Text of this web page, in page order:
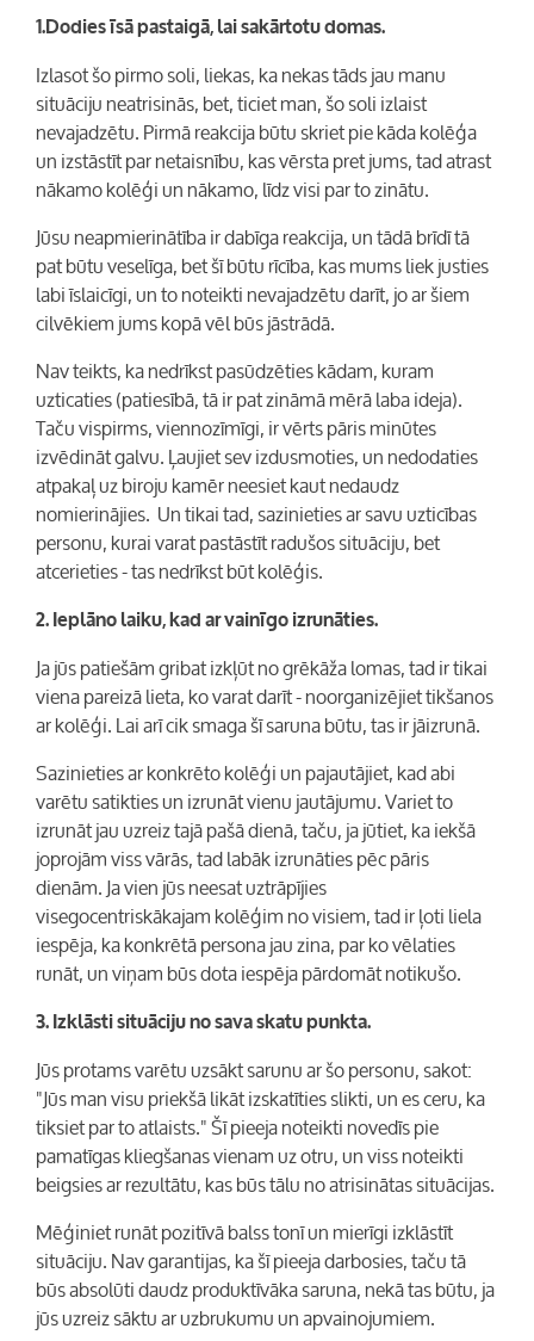
1.Dodies īsā pastaigā, lai sakārtotu domas.
Izlasot šo pirmo soli, liekas, ka nekas tāds jau manu
situāciju neatrisinās, bet, ticiet man, šo soli izlaist
nevajadzētu. Pirmā reakcija būtu skriet pie kāda kolēģa
un izstāstīt par netaisnību, kas vērsta pret jums, tad atrast
nākamo kolēģi un nākamo, līdz visi par to zinātu.
Jūsu neapmierinātība ir dabīga reakcija, un tādā brīdī tā
pat būtu veselīga, bet šī būtu rīcība, kas mums liek justies
labi īslaicīgi, un to noteikti nevajadzētu darīt, jo ar šiem
cilvēkiem jums kopā vēl būs jāstrādā.
Nav teikts, ka nedrīkst pasūdzēties kādam, kuram
uzticaties (patiesībā, tā ir pat zināmā mērā laba ideja).
Taču vispirms, viennozīmīgi, ir vērts pāris minūtes
izvēdināt galvu. Ļaujiet sev izdusmoties, un nedodaties
atpakaļ uz biroju kamēr neesiet kaut nedaudz
nomierinājies. Un tikai tad, sazinieties ar savu uzticības
personu, kurai varat pastāstīt radušos situāciju, bet
atcerieties - tas nedrīkst būt kolēģis.
2. Ieplāno laiku, kad ar vainīgo izrunāties.
Ja jūs patiešām gribat izkļūt no grēkāža lomas, tad ir tikai
viena pareizā lieta, ko varat darīt - noorganizējiet tikšanos
ar kolēģi. Lai arī cik smaga šī saruna būtu, tas ir jāizrunā.
Sazinieties ar konkrēto kolēģi un pajautājiet, kad abi
varētu satikties un izrunāt vienu jautājumu. Variet to
izrunāt jau uzreiz tajā pašā dienā, taču, ja jūtiet, ka iekšā
joprojām viss vārās, tad labāk izrunāties pēc pāris
dienām. Ja vien jūs neesat uztrāpījies
visegocentriskākajam kolēģim no visiem, tad ir ļoti liela
iespēja, ka konkrētā persona jau zina, par ko vēlaties
runāt, un viņam būs dota iespēja pārdomāt notikušo.
3. Izklāsti situāciju no sava skatu punkta.
Jūs protams varētu uzsākt sarunu ar šo personu, sakot:
"Jūs man visu priekšā likāt izskatīties slikti, un es ceru, ka
tiksiet par to atlaists." Šī pieeja noteikti novedīs pie
pamatīgas kliegšanas vienam uz otru, un viss noteikti
beigsies ar rezultātu, kas būs tālu no atrisinātas situācijas.
Mēģiniet runāt pozitīvā balss tonī un mierīgi izklāstīt
situāciju. Nav garantijas, ka šī pieeja darbosies, taču tā
būs absolūti daudz produktīvāka saruna, nekā tas būtu, ja
jūs uzreiz sāktu ar uzbrukumu un apvainojumiem.